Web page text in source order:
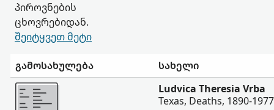
პიროვნების
ცხოვრებიდან.
შეიტყვეთ მეტი
გამოსახულება
სახელი
შევიტყოთ მეტი
Ludvica Theresia Vrba
Texas, Deaths, 1890-1977